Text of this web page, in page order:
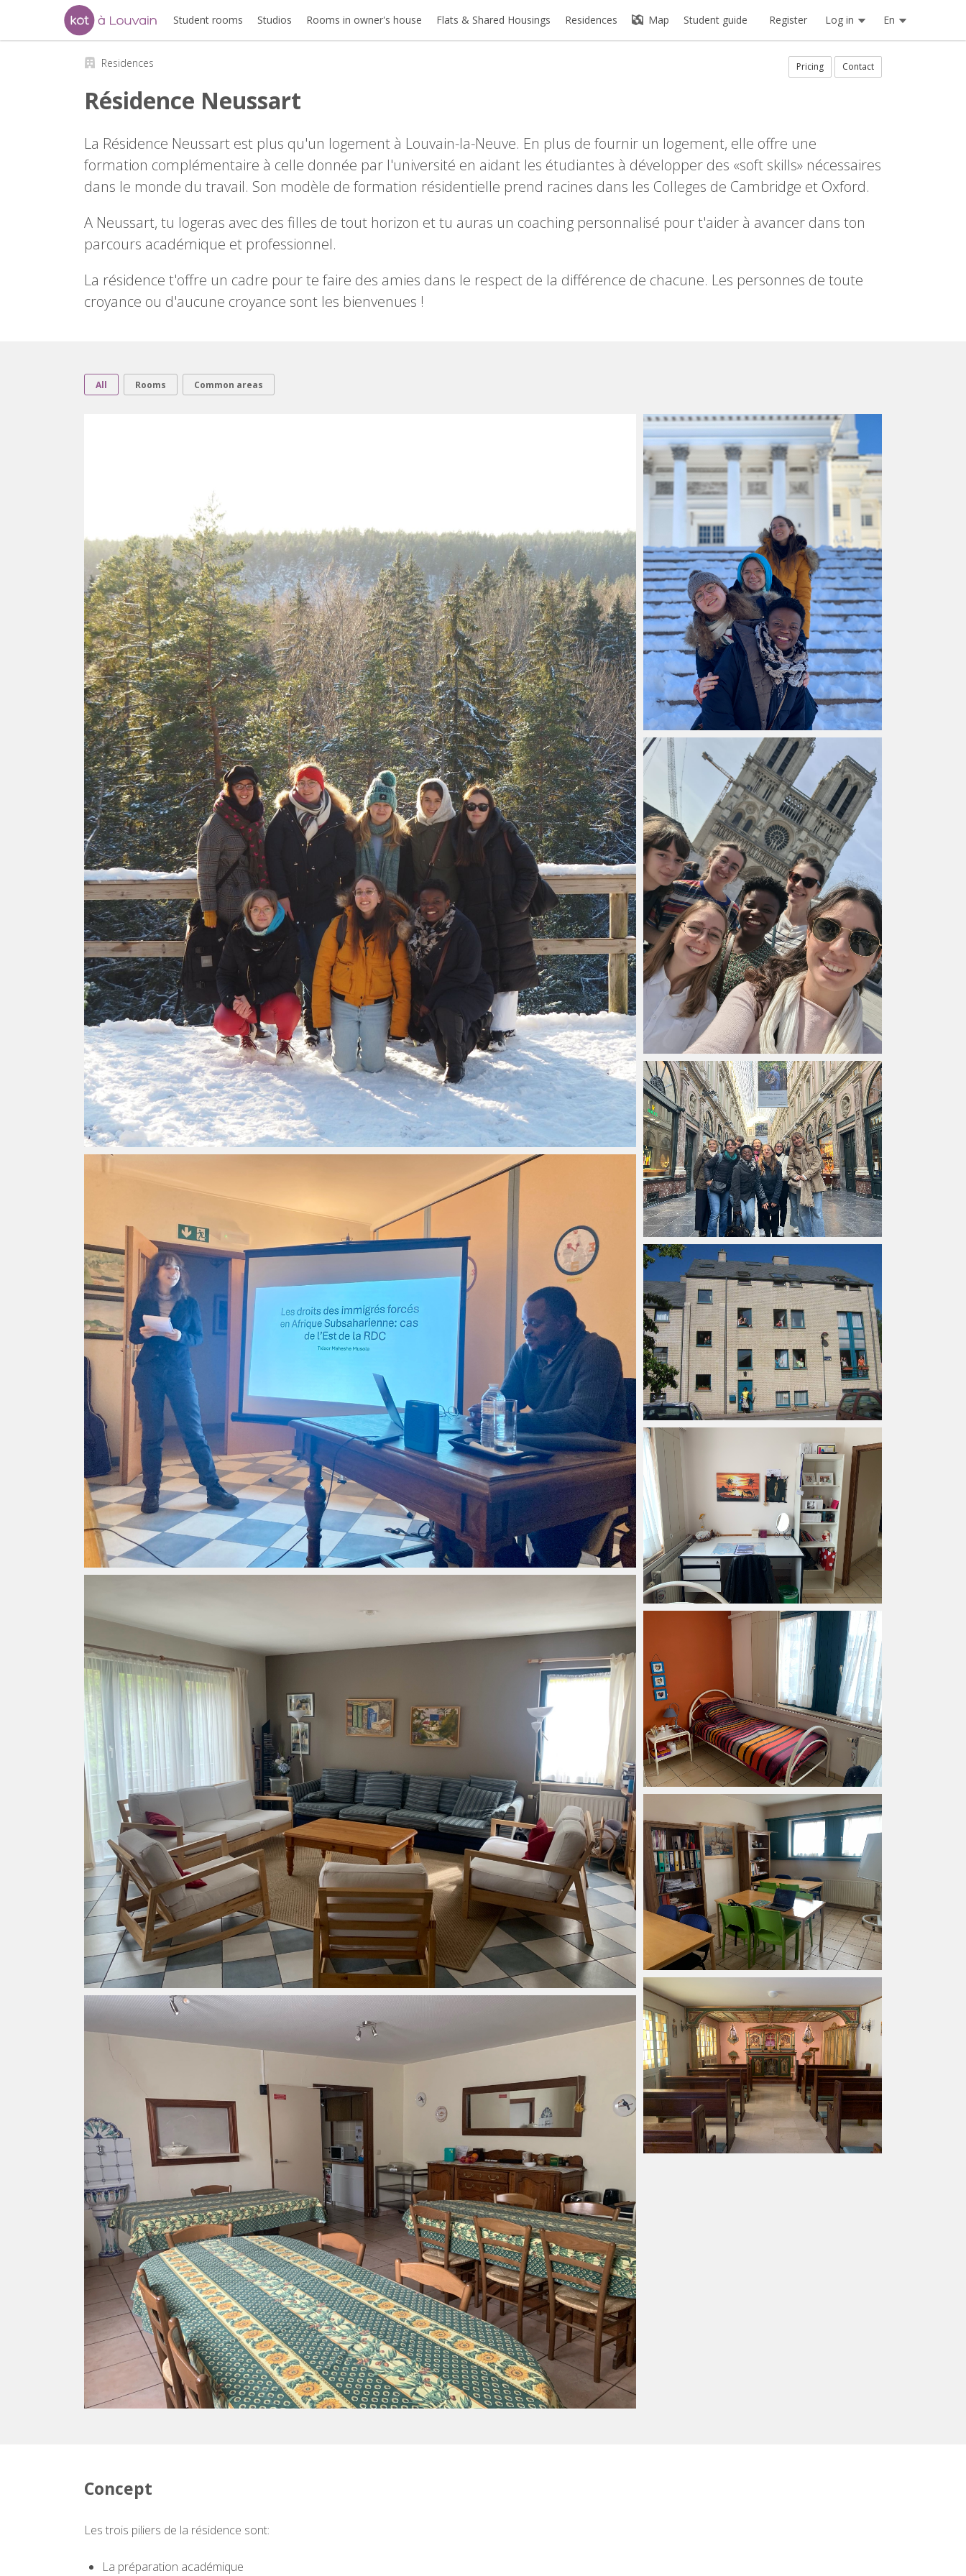
Student rooms Studios Rooms in owner's house Flats & Shared Housings Residences Map Student guide Register Log in En
Pricing Contact
Residences
Résidence Neussart
La Résidence Neussart est plus qu'un logement à Louvain-la-Neuve. En plus de fournir un logement, elle offre une
formation complémentaire à celle donnée par l'université en aidant les étudiantes à développer des «soft skills» nécessaires
dans le monde du travail. Son modèle de formation résidentielle prend racines dans les Colleges de Cambridge et Oxford.
A Neussart, tu logeras avec des filles de tout horizon et tu auras un coaching personnalisé pour t'aider à avancer dans ton
parcours académique et professionnel.
La résidence t'offre un cadre pour te faire des amies dans le respect de la différence de chacune. Les personnes de toute
croyance ou d'aucune croyance sont les bienvenues !
All Rooms Common areas
Concept
Les trois piliers de la résidence sont:
La préparation académique